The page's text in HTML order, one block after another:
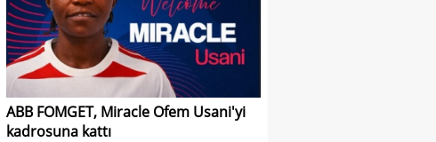
ABB FOMGET, Miracle Ofem Usani'yi
kadrosuna kattı